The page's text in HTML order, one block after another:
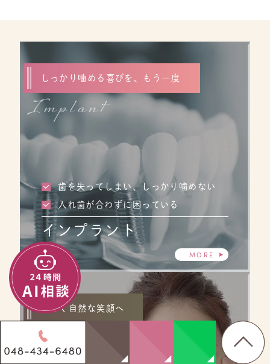
しっかり噛める喜びを、もう一度
Implant
歯を失ってしまい、しっかり噛めない
入れ歯が合わずに困っている
インプラント
MORE
美しく自然な笑顔へ
Cosmetic